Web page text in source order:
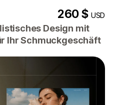
260 $USD
Design mit
Ihr Schmuckgeschäft